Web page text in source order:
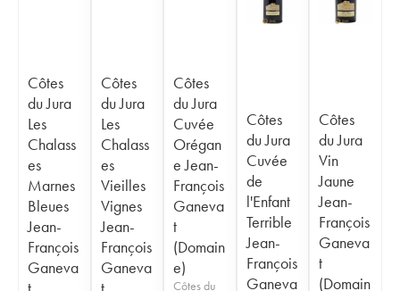
Côtes
du Jura
Les
Chalass
es
Marnes
Bleues
Jean-
François
Ganeva
Côtes
du Jura
Les
Chalass
es
Vieilles
Vignes
Jean-
François
Ganeva
Côtes
du Jura
Cuvée
Orégan
e Jean-
François
Ganeva
t
(Domain
e)
Côtes du
Côtes
du Jura
Cuvée
de
l'Enfant
Terrible
Jean-
François
Ganeva
Côtes
du Jura
Vin
Jaune
Jean-
François
Ganeva
t
(Domain